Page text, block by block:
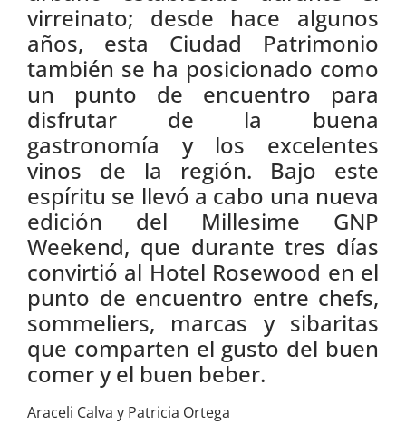
virreinato; desde hace algunos
años, esta Ciudad Patrimonio
también se ha posicionado como
un punto de encuentro para
disfrutar de la buena
gastronomía y los excelentes
vinos de la región. Bajo este
espíritu se llevó a cabo una nueva
edición del Millesime GNP
Weekend, que durante tres días
convirtió al Hotel Rosewood en el
punto de encuentro entre chefs,
sommeliers, marcas y sibaritas
que comparten el gusto del buen
comer y el buen beber.
Araceli Calva y Patricia Ortega